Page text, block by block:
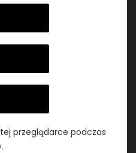
przeglądarce podczas